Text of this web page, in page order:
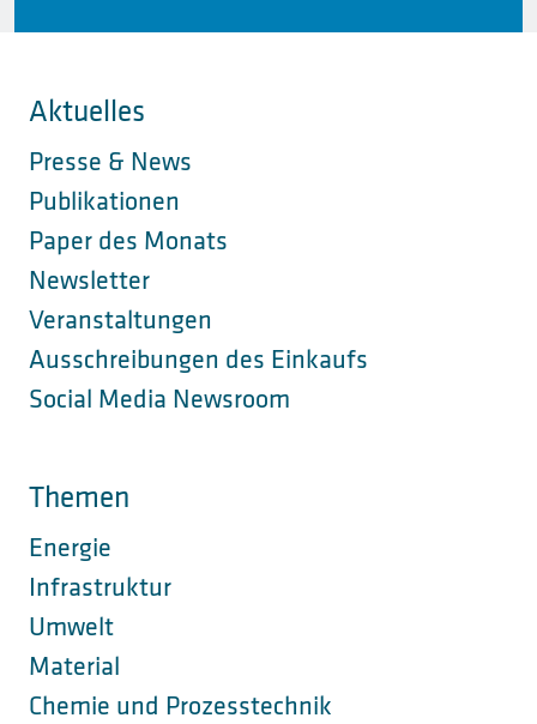
Aktuelles
Presse & News
Publikationen
Paper des Monats
Newsletter
Veranstaltungen
Ausschreibungen des Einkaufs
Social Media Newsroom
Themen
Energie
Infrastruktur
Umwelt
Material
Chemie und Prozesstechnik